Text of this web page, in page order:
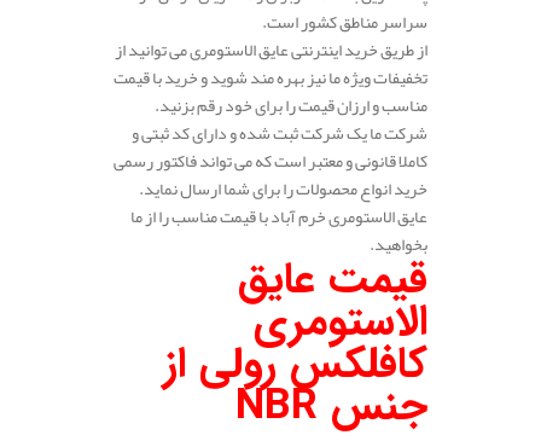
سراسر مناطق کشور است.
از طریق خرید اینترنتی عایق الاستومری می توانید از
تخفیفات ویژه ما نیز بهره مند شوید و خرید با قیمت
مناسب و ارزان قیمت را برای خود رقم بزنید.
شرکت ما یک شرکت ثبت شده و دارای کد ثبتی و
کاملا قانونی و معتبر است که می تواند فاکتور رسمی
خرید انواع محصولات را برای شما ارسال نماید.
عایق الاستومری خرم آباد با قیمت مناسب را از ما
بخواهید.
قیمت عایق
الاستومری
کافلکس رولی از
جنس NBR